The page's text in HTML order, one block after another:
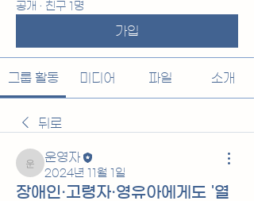
공개 · 친구 1명
가입
그룹 활동 미디어 파일 소개
뒤로
운영자
운영자
2024년 11월 1일
장애인·고령자·영유아에게도 '열